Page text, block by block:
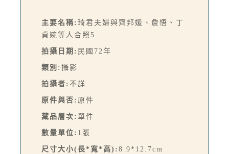
主要名稱: 琦君夫婦與齊邦媛、詹悟、丁
貞婉等人合照5
拍攝日期: 民國72年
類別: 攝影
拍攝者: 不詳
原件與否: 原件
藏品層次: 單件
數量單位: 1張
尺寸大小(長*寬*高): 8.9*12.7cm